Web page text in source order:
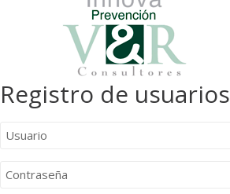
Registro de usuarios